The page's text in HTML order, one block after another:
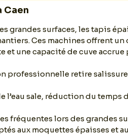
Caen
grandes surfaces, les tapis
Ces machines offrent
et une capacité de cuve accrue
professionnelle retire
l’eau sale, réduction du temps
fréquentes lors des grandes
aux moquettes épaisses et